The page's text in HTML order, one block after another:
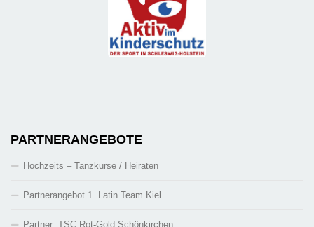
PARTNERANGEBOTE
Hochzeits – Tanzkurse / Heiraten
Partnerangebot 1. Latin Team Kiel
Partner: TSC Rot-Gold Schönkirchen